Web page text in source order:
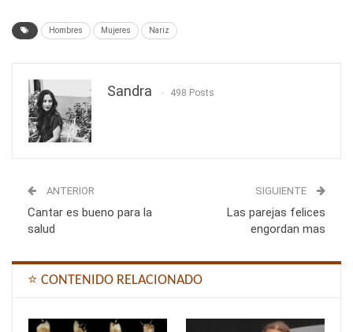
Hombres Mujeres Nariz
Sandra 498 Posts
ANTERIOR
Cantar es bueno para la
salud
SIGUIENTE
Las parejas felices
engordan mas
⭐ CONTENIDO RELACIONADO